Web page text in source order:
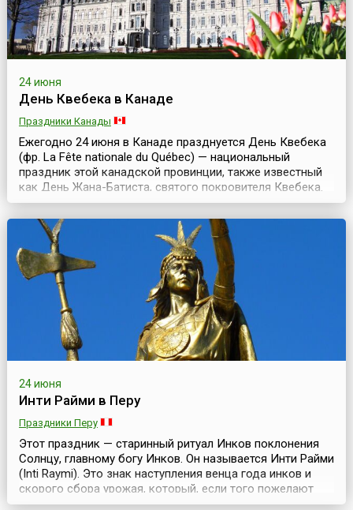
24 июня
День Квебека в Канаде
Праздники Канады
Ежегодно 24 июня в Канаде празднуется День Квебека
(фр. La Fête nationale du Québec) — национальный
праздник этой канадской провинции, также известный
как День Жана-Батиста, святого покровителя Квебека.
Причем он является праздничным днем не только для
квебекцев, но и для всей франкоязычной северной
Америки.Квебек — франкоязычная провинция Канады,
играющая огромную роль в развитии страны, подо...
24 июня
Инти Райми в Перу
Праздники Перу
Этот праздник — старинный ритуал Инков поклонения
Солнцу, главному богу Инков. Он называется Инти Райми
(Inti Raymi). Это знак наступления венца года инков и
скорого сбора урожая, который, если того пожелают
боги, окажется обильным. Праздник проводится в